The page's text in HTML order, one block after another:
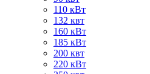
110 кВт
132 квт
160 кВт
185 кВт
200 квт
220 кВт